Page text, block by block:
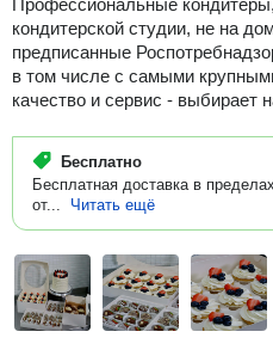
Профессиональные
кондитерской студии, не на
предписанные
в том числе с самыми
качество и сервис - выбирает
Бесплатно
Бесплатная доставка в
от...
Читать ещё